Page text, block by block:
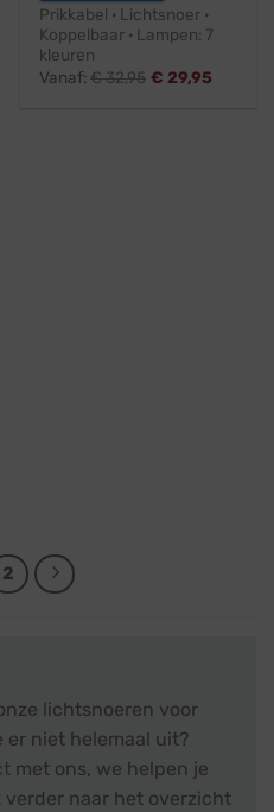
Prikkabel · Lichtsnoer ·
Koppelbaar · Lampen: 7
kleuren
Vanaf:€32,95 € 29,95
2
lichtsnoeren voor
er niet helemaal uit?
met ons, we helpen je
verder naar het overzicht